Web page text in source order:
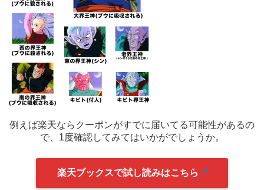
例えば楽天ならクーポンがすでに届いてる可能性があるの
で、1度確認してみてはいかがでしょうか。
楽天ブックスで試し読みはこちら